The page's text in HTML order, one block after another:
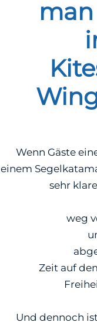
Wenn Gäste
einem
sehr
weg
Zeit auf
Und dennoch